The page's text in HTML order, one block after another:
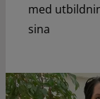
med
sina